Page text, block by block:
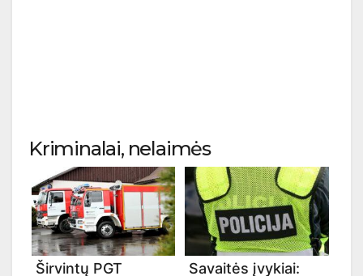
Kriminalai, nelaimės
Širvintų PGT Savaitės įvykiai: